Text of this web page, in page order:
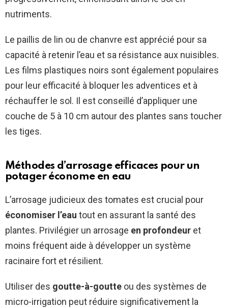
nutriments.
Le paillis de lin ou de chanvre est apprécié pour sa
capacité à retenir l’eau et sa résistance aux nuisibles.
Les films plastiques noirs sont également populaires
pour leur efficacité à bloquer les adventices et à
réchauffer le sol. Il est conseillé d’appliquer une
couche de 5 à 10 cm autour des plantes sans toucher
les tiges.
Méthodes d’arrosage efficaces pour un
potager économe en eau
L’arrosage judicieux des tomates est crucial pour
économiser l’eau tout en assurant la santé des
plantes. Privilégier un arrosage en profondeur et
moins fréquent aide à développer un système
racinaire fort et résilient.
Utiliser des goutte-à-goutte ou des systèmes de
micro-irrigation peut réduire significativement la